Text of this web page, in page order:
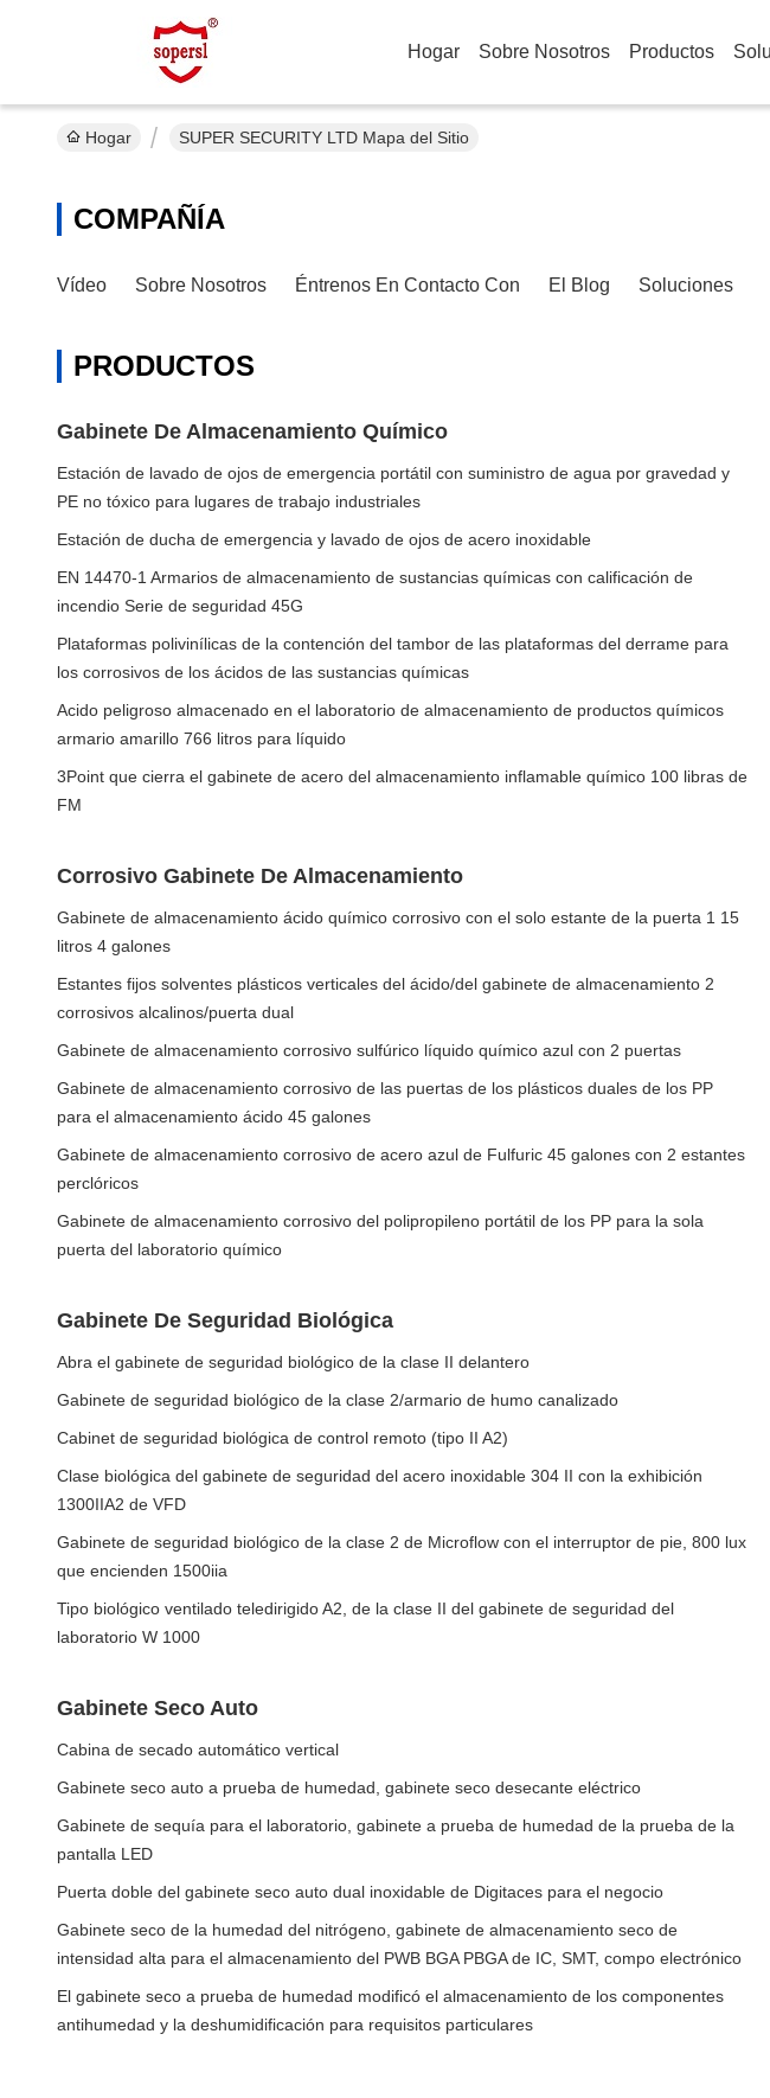
Hogar Sobre Nosotros Productos
Hogar SUPER SECURITY LTD Mapa del Sitio
COMPAÑÍA
Vídeo Sobre Nosotros Éntrenos En Contacto Con El Blog Soluciones
PRODUCTOS
Gabinete De Almacenamiento Químico
Estación de lavado de ojos de emergencia portátil con suministro de agua por gravedad y
PE no tóxico para lugares de trabajo industriales
Estación de ducha de emergencia y lavado de ojos de acero inoxidable
EN 14470-1 Armarios de almacenamiento de sustancias químicas con calificación de
incendio Serie de seguridad 45G
Plataformas polivinílicas de la contención del tambor de las plataformas del derrame para
los corrosivos de los ácidos de las sustancias químicas
Acido peligroso almacenado en el laboratorio de almacenamiento de productos químicos
armario amarillo 766 litros para líquido
3Point que cierra el gabinete de acero del almacenamiento inflamable químico 100 libras de
FM
Corrosivo Gabinete De Almacenamiento
Gabinete de almacenamiento ácido químico corrosivo con el solo estante de la puerta 1 15
litros 4 galones
Estantes fijos solventes plásticos verticales del ácido/del gabinete de almacenamiento 2
corrosivos alcalinos/puerta dual
Gabinete de almacenamiento corrosivo sulfúrico líquido químico azul con 2 puertas
Gabinete de almacenamiento corrosivo de las puertas de los plásticos duales de los PP
para el almacenamiento ácido 45 galones
Gabinete de almacenamiento corrosivo de acero azul de Fulfuric 45 galones con 2 estantes
perclóricos
Gabinete de almacenamiento corrosivo del polipropileno portátil de los PP para la sola
puerta del laboratorio químico
Gabinete De Seguridad Biológica
Abra el gabinete de seguridad biológico de la clase II delantero
Gabinete de seguridad biológico de la clase 2/armario de humo canalizado
Cabinet de seguridad biológica de control remoto (tipo II A2)
Clase biológica del gabinete de seguridad del acero inoxidable 304 II con la exhibición
1300IIA2 de VFD
Gabinete de seguridad biológico de la clase 2 de Microflow con el interruptor de pie, 800 lux
que encienden 1500iia
Tipo biológico ventilado teledirigido A2, de la clase II del gabinete de seguridad del
laboratorio W 1000
Gabinete Seco Auto
Cabina de secado automático vertical
Gabinete seco auto a prueba de humedad, gabinete seco desecante eléctrico
Gabinete de sequía para el laboratorio, gabinete a prueba de humedad de la prueba de la
pantalla LED
Puerta doble del gabinete seco auto dual inoxidable de Digitaces para el negocio
Gabinete seco de la humedad del nitrógeno, gabinete de almacenamiento seco de
intensidad alta para el almacenamiento del PWB BGA PBGA de IC, SMT, compo electrónico
El gabinete seco a prueba de humedad modificó el almacenamiento de los componentes
antihumedad y la deshumidificación para requisitos particulares